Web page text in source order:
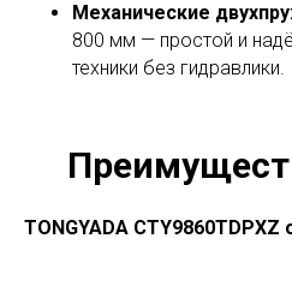
Механические
800 мм — простой и
техники без гидравлики.
TONGYADA CTY9860TDPXZ